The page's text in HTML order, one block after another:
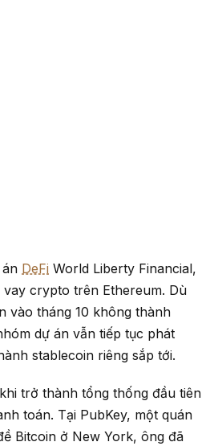
DeFi World Liberty Financial,
crypto trên Ethereum. Dù
vào tháng 10 không thành
dự án vẫn tiếp tục phát
stablecoin riêng sắp tới.
trở thành tổng thống đầu tiên
toán. Tại PubKey, một quán
Bitcoin ở New York, ông đã